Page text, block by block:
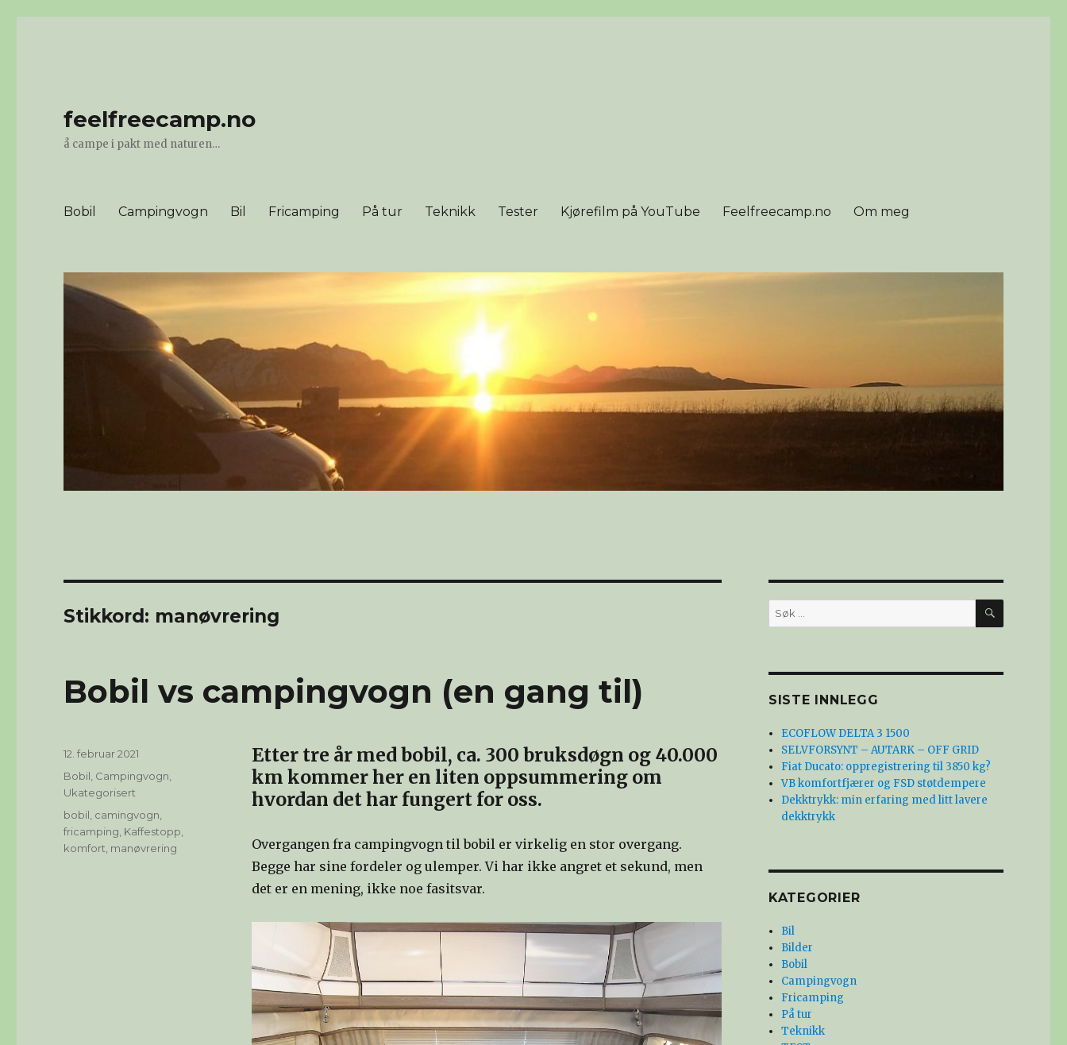
feelfreecamp.no
å campe i pakt med naturen…
Bobil Campingvogn Bil Fricamping På tur Teknikk Tester Kjørefilm på YouTube Feelfreecamp.no Om meg
Stikkord: manøvrering
Bobil vs campingvogn (en gang til)
Etter tre år med bobil, ca. 300 bruksdøgn og 40.000
km kommer her en liten oppsummering om
hvordan det har fungert for oss.
Overgangen fra campingvogn til bobil er virkelig en stor overgang.
Begge har sine fordeler og ulemper. Vi har ikke angret et sekund, men
det er en mening, ikke noe fasitsvar.
Publisert
12. februar 2021
Kategorier
Bobil Campingvogn
Ukategorisert
Stikkord
bobil camingvogn
fricamping Kaffestopp
komfort manøvrering
Søk
etter:
SØK
SISTE INNLEGG
ECOFLOW DELTA 3 1500
SELVFORSYNT – AUTARK – OFF GRID
Fiat Ducato: oppregistrering til 3850 kg?
VB komfortfjærer og FSD støtdempere
Dekktrykk: min erfaring med litt lavere
dekktrykk
KATEGORIER
Bil
Bilder
Bobil
Campingvogn
Fricamping
På tur
Teknikk